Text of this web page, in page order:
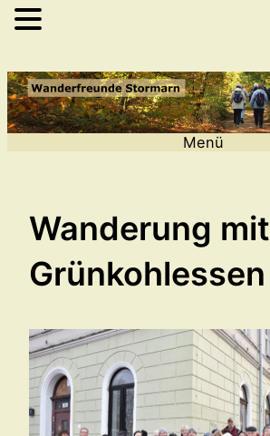
Inhalt
springen
Menü
Wanderung mit
Grünkohlessen